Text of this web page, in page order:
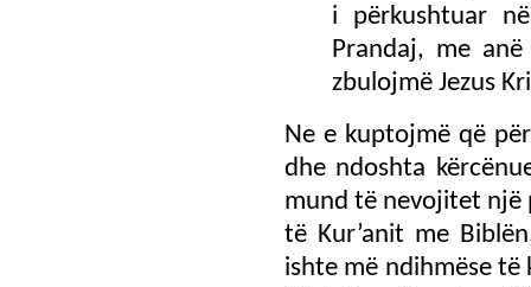
i përkushtuar
Prandaj, me
zbulojmë Jezus
Ne e kuptojmë që
dhe ndoshta
mund të nevojitet një
të Kur’anit me
ishte më ndihmëse të